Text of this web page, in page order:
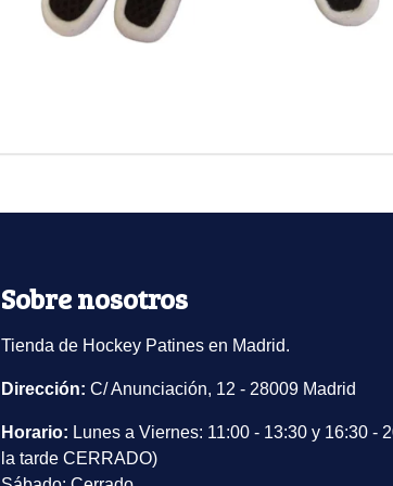
Sobre nosotros
Tienda de Hockey Patines en Madrid.
Dirección: C/ Anunciación, 12 - 28009 Madrid
Horario: Lunes a Viernes: 11:00 - 13:30 y 16:30 -
la tarde CERRADO)